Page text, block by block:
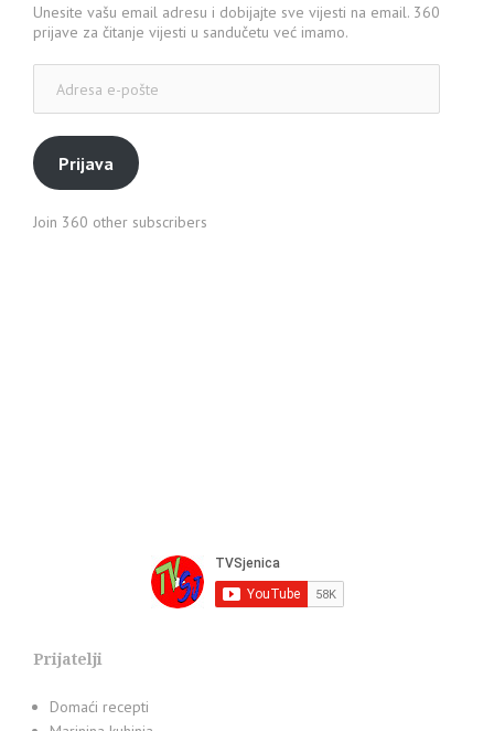
Unesite vašu email adresu i dobijajte sve vijesti na email. 360
prijave za čitanje vijesti u sandučetu već imamo.
pošte
Prijava
Join 360 other subscribers
Prijatelji
Domaći recepti